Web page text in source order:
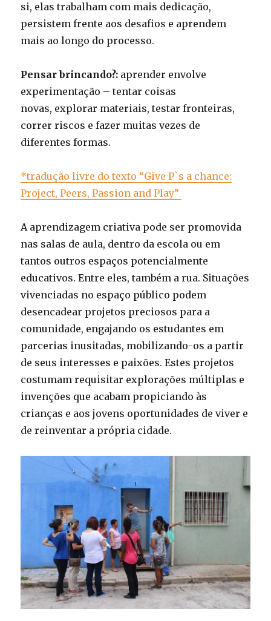
si, elas trabalham com mais dedicação,
persistem frente aos desafios e aprendem
mais ao longo do processo.
Pensar brincando?: aprender envolve
experimentação – tentar coisas
novas, explorar materiais, testar fronteiras,
correr riscos e fazer muitas vezes de
diferentes formas.
*tradução livre do texto “Give P`s a chance:
Project, Peers, Passion and Play”
A aprendizagem criativa pode ser promovida
nas salas de aula, dentro da escola ou em
tantos outros espaços potencialmente
educativos. Entre eles, também a rua. Situações
vivenciadas no espaço público podem
desencadear projetos preciosos para a
comunidade, engajando os estudantes em
parcerias inusitadas, mobilizando­-os a partir
de seus interesses e paixões. Estes projetos
costumam requisitar explorações múltiplas e
invenções que acabam propiciando às
crianças e aos jovens oportunidades de viver e
de reinventar a própria cidade.